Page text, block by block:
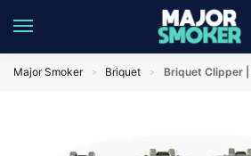
Major Smoker > Briquet > Briquet Clipper